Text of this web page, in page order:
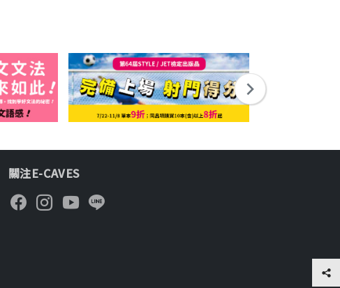
關注E-CAVES